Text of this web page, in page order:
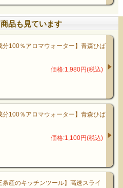
品も見ています
分100％アロマウォーター】青森ひば
価格:1,980円(税込)
分100％アロマウォーター】青森ひば
価格:1,100円(税込)
条産のキッチンツール】高速スライ